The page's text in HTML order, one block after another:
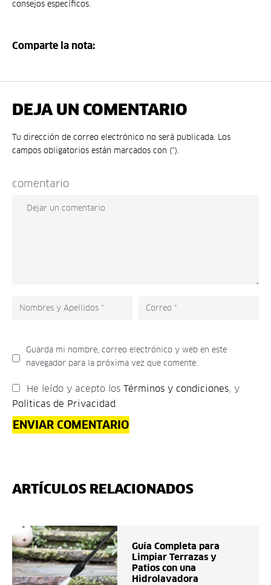
consejos específicos.
Comparte la nota:
DEJA UN COMENTARIO
Tu dirección de correo electrónico no será publicada. Los
campos obligatorios están marcados con (*).
Guarda mi nombre, correo electrónico y web en este
navegador para la próxima vez que comente.
He leído y acepto los Términos y condiciones, y
Políticas de Privacidad.
ARTÍCULOS RELACIONADOS
Guía Completa para
Limpiar Terrazas y
Patios con una
Hidrolavadora